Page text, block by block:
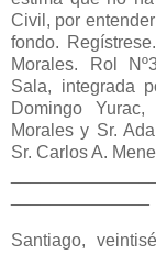
Santiago,